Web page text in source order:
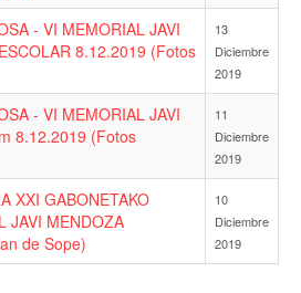
- VI MEMORIAL JAVI
8.12.2019 (Fotos
13
Diciembre
2019
- VI MEMORIAL JAVI
8.12.2019 (Fotos
11
Diciembre
2019
XXI GABONETAKO
JAVI MENDOZA
de Sope)
10
Diciembre
2019